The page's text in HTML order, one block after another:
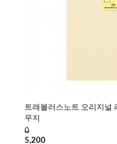
트래블러스노트 오리지널
무지
0
5,200